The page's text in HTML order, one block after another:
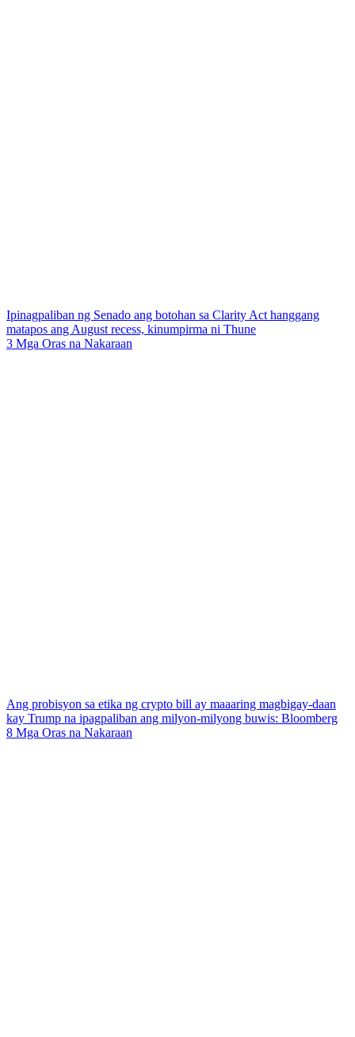
Ipinagpaliban ng Senado ang botohan sa Clarity Act hanggang
matapos ang August recess, kinumpirma ni Thune
3 Mga Oras na Nakaraan
Ang probisyon sa etika ng crypto bill ay maaaring magbigay-daan
kay Trump na ipagpaliban ang milyon-milyong buwis: Bloomberg
8 Mga Oras na Nakaraan